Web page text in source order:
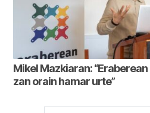
Mikel Mazkiaran:
zan orain hamar urte”